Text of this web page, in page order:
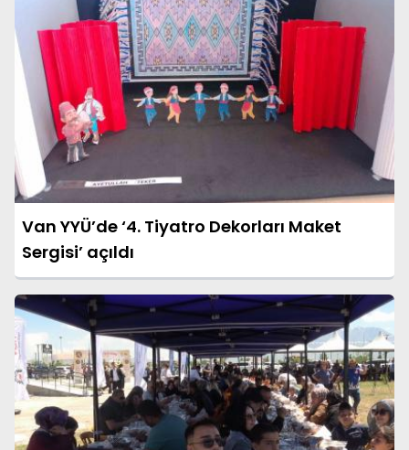
Van YYÜ’de ‘4. Tiyatro Dekorları Maket
Sergisi’ açıldı